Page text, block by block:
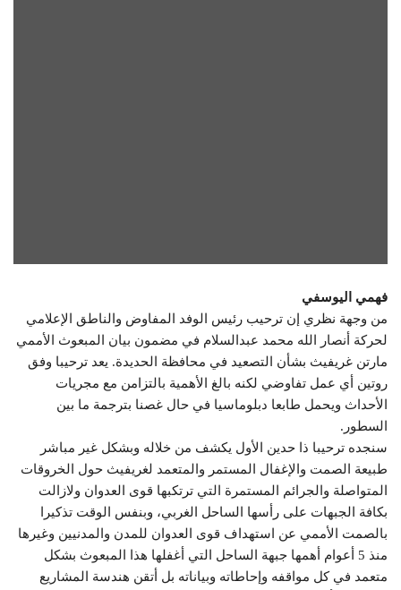
فهمي اليوسفي
من وجهة نظري إن ترحيب رئيس الوفد المفاوض والناطق الإعلامي
لحركة أنصار الله محمد عبدالسلام في مضمون بيان المبعوث الأممي
مارتن غريفيث بشأن التصعيد في محافظة الحديدة. يعد ترحيبا وفق
روتين أي عمل تفاوضي لكنه بالغ الأهمية بالتزامن مع مجريات
الأحداث ويحمل طابعا دبلوماسيا في حال غصنا بترجمة ما بين
السطور.
سنجده ترحيبا ذا حدين الأول يكشف من خلاله وبشكل غير مباشر
طبيعة الصمت والإغفال المستمر والمتعمد لغريفيث حول الخروقات
المتواصلة والجرائم المستمرة التي ترتكبها قوى العدوان ولازالت
بكافة الجبهات على رأسها الساحل الغربي، وبنفس الوقت تذكيرا
بالصمت الأممي عن استهداف قوى العدوان للمدن والمدنيين وغيرها
منذ 5 أعوام أهمها جبهة الساحل التي أغفلها هذا المبعوث بشكل
متعمد في كل مواقفه وإحاطاته وبياناته بل أتقن هندسة المشاريع